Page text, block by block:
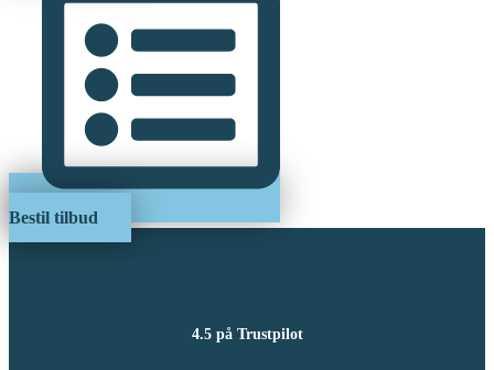
Bestil tilbud
4.5 på Trustpilot